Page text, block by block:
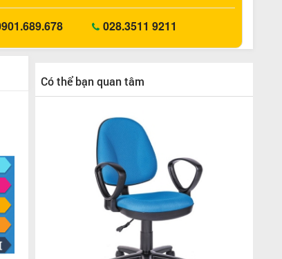
028.3511 9211
Có thể bạn quan tâm